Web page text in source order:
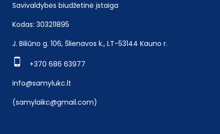
Savivaldybės biudžetinė įstaiga
Kodas: 303211895
J. Biliūno g. 106, Šlienavos k., LT-53144 Kauno r.
+370 686 63977
info@samylukc.lt
(samylaikc@gmail.com)